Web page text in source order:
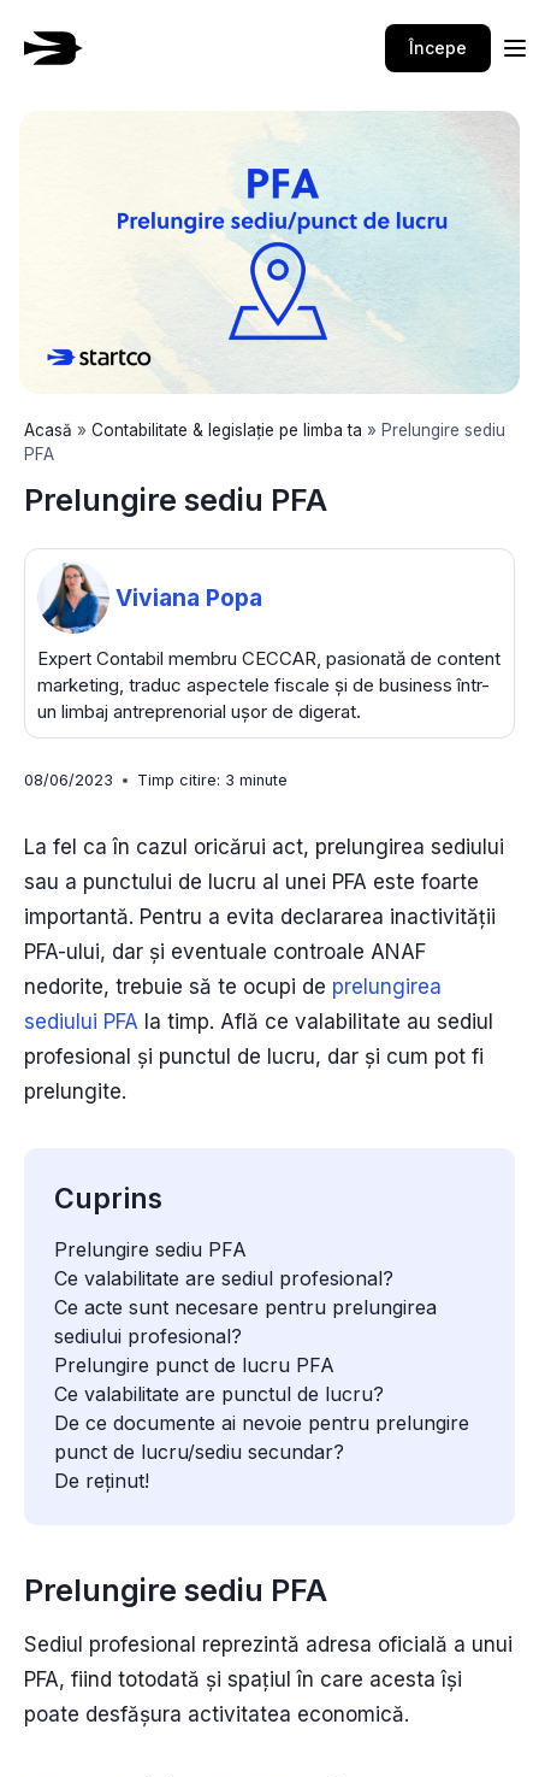
content
Începe
Acasă » Contabilitate & legislație pe limba ta » Prelungire sediu
PFA
Prelungire sediu PFA
Viviana Popa
Expert Contabil membru CECCAR, pasionată de content
marketing, traduc aspectele fiscale și de business într-
un limbaj antreprenorial ușor de digerat.
08/06/2023 Timp citire: 3 minute
La fel ca în cazul oricărui act, prelungirea sediului
sau a punctului de lucru al unei PFA este foarte
importantă. Pentru a evita declararea inactivității
PFA-ului, dar și eventuale controale ANAF
nedorite, trebuie să te ocupi de prelungirea
sediului PFA la timp. Află ce valabilitate au sediul
profesional și punctul de lucru, dar și cum pot fi
prelungite.
Cuprins
Prelungire sediu PFA
Ce valabilitate are sediul profesional?
Ce acte sunt necesare pentru prelungirea
sediului profesional?
Prelungire punct de lucru PFA
Ce valabilitate are punctul de lucru?
De ce documente ai nevoie pentru prelungire
punct de lucru/sediu secundar?
De reținut!
Prelungire sediu PFA
Sediul profesional reprezintă adresa oficială a unui
PFA, fiind totodată și spațiul în care acesta își
poate desfășura activitatea economică.